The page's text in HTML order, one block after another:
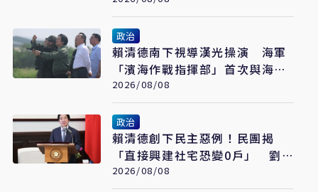
政治
賴清德南下視導漢光操演 海軍
「濱海作戰指揮部」首次與海巡
聯合操演
2026/08/08
政治
賴清德創下民主惡例！民團揭
「直接興建社宅恐變0戶」 劉
世芳駁：以偏概全
2026/08/08